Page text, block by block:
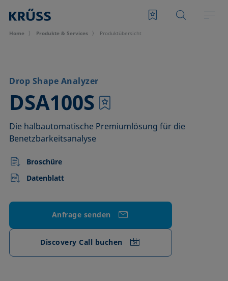
Home Produkte & Services Produktübersicht
Drop Shape Analyzer
DSA100S
–
Die halbautomatische Premiumlösung für die
Benetzbarkeitsanalyse
Broschüre
Datenblatt
Anfrage senden
Discovery Call buchen